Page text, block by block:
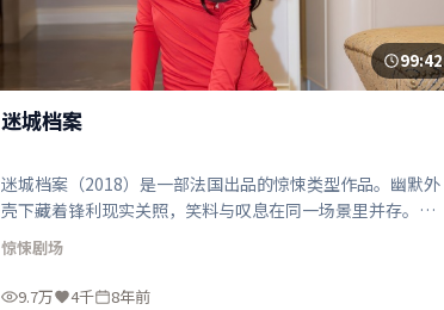
99:42
迷城档案
迷城档案（2018）是一部法国出品的惊悚类型作品。幽默外
壳下藏着锋利现实关照，笑料与叹息在同一场景里并存。群
像刻画各有弧光，配角亦承担叙事推进功能。由陈凯歌执
导，周冬雨、宋康昊、迪皮卡·帕度柯妮，马东锡等联袂出
演。影片于2018年6月2日（法国）在部分地区首映上线，适
惊悚剧场
9.7万 4千 8年前